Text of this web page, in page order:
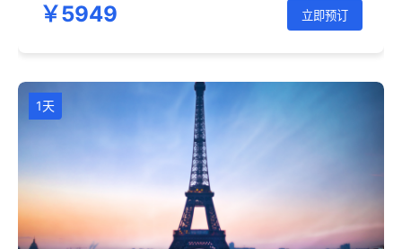
￥5949 立即预订
1天